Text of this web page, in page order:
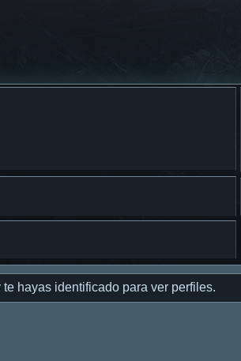
hayas identificado para ver perfiles.